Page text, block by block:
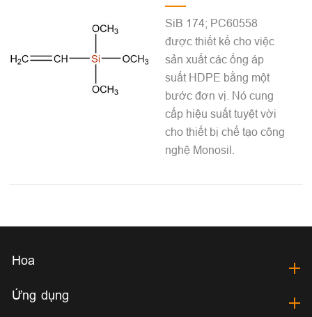
SiB 174; PC60558
được thiết kế cho việc
sản xuất các ống áp
suất HDPE bằng một
bước đơn vị. Nó cung
cấp hiệu suất tuyệt vời
cho thiết bị chế tạo công
nghệ Monosil.
Hoa
Ứng dụng